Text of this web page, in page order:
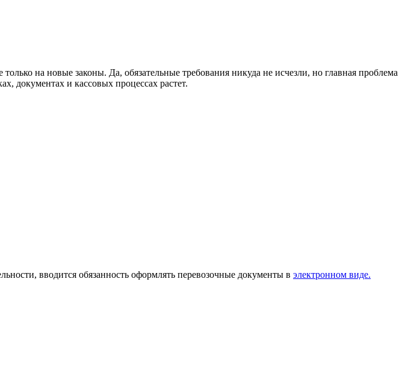
на новые законы. Да, обязательные требования никуда не исчезли, но главная проблема
документах и кассовых процессах растет.
вводится обязанность оформлять перевозочные документы в электронном виде.